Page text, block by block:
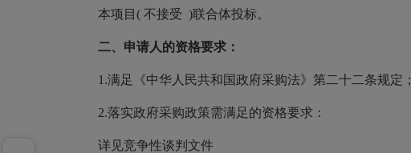
本项目( 不接受 )联合体投标。
二、申请人的资格要求：
1.满足《中华人民共和国政府采购法》第二十二条规定；
2.落实政府采购政策需满足的资格要求：
详见竞争性谈判文件